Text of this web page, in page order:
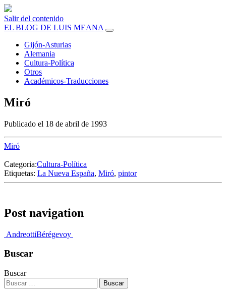
Salir del contenido
EL BLOG DE LUIS MEANA
Gijón-Asturias
Alemania
Cultura-Política
Otros
Académicos-Traducciones
Miró
Publicado el 18 de abril de 1993
Miró
Categoria:Cultura-Política
Etiquetas: La Nueva España, Miró, pintor
Post navigation
AndreottiBérégevoy
Buscar
Buscar